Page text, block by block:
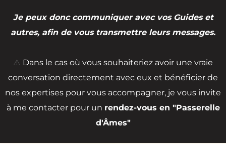
Je peux donc communiquer avec vos Guides et
autres, afin de vous transmettre leurs messages.
⚠️ Dans le cas où vous souhaiteriez avoir une vraie
conversation directement avec eux et bénéficier de
nos expertises pour vous accompagner, je vous invite
à me contacter pour un rendez-vous en "Passerelle
d'Âmes"